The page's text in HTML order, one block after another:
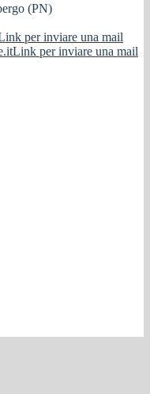
(PN)
per inviare una mail
Link per inviare una mail